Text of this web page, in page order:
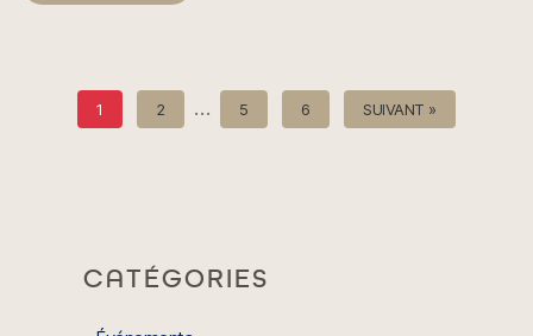
1 2 … 5 6 SUIVANT »
CATÉGORIES